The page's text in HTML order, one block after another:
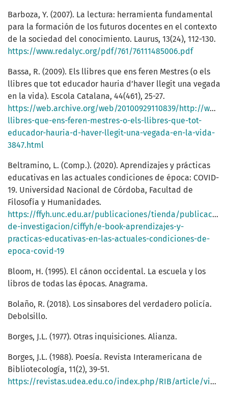
Barboza, Y. (2007). La lectura: herramienta fundamental
para la formación de los futuros docentes en el contexto
de la sociedad del conocimiento. Laurus, 13(24), 112-130.
https://www.redalyc.org/pdf/761/76111485006.pdf
Bassa, R. (2009). Els llibres que ens feren Mestres (o els
llibres que tot educador hauria d’haver llegit una vegada
en la vida). Escola Catalana, 44(461), 25-27.
https://web.archive.org/web/20100929110839/http://
llibres-que-ens-feren-mestres-o-els-llibres-que-tot-
educador-hauria-d-haver-llegit-una-vegada-en-la-vida-
3847.html
Beltramino, L. (Comp.). (2020). Aprendizajes y prácticas
educativas en las actuales condiciones de época: COVID-
19. Universidad Nacional de Córdoba, Facultad de
Filosofía y Humanidades.
https://ffyh.unc.edu.ar/publicaciones/tienda/
de-investigacion/ciffyh/e-book-aprendizajes-y-
practicas-educativas-en-las-actuales-condiciones-de-
epoca-covid-19
Bloom, H. (1995). El cánon occidental. La escuela y los
libros de todas las épocas. Anagrama.
Bolaño, R. (2018). Los sinsabores del verdadero policía.
Debolsillo.
Borges, J.L. (1977). Otras inquisiciones. Alianza.
Borges, J.L. (1988). Poesía. Revista Interamericana de
Bibliotecología, 11(2), 39-51.
https://revistas.udea.edu.co/index.php/RIB/article/view/330091